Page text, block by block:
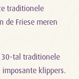
traditionele
de Friese meren
30-tal traditionele
klippers.